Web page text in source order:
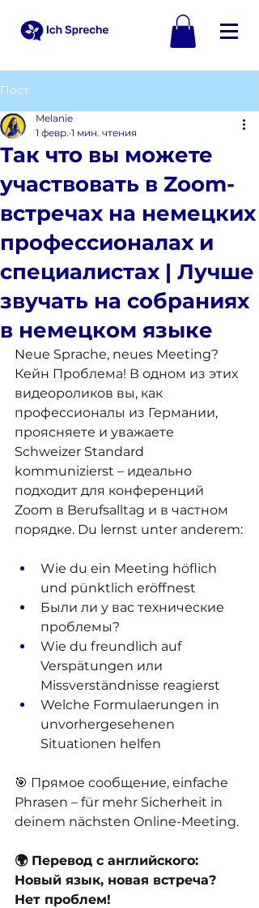
Пост
Так что вы можете
участвовать в Zoom-
встречах на немецких
профессионалах и
специалистах | Лучше
звучать на собраниях
в немецком языке
Melanie
1 февр. 1 мин. чтения
Neue Sprache, neues Meeting?
Кейн Проблема! В одном из этих
видеороликов вы, как
профессионалы из Германии,
проясняете и уважаете
Schweizer Standard
kommunizierst – идеально
подходит для конференций
Zoom в Berufsalltag и в частном
порядке. Du lernst unter anderem:
Wie du ein Meeting höflich
und pünktlich eröffnest
Были ли у вас технические
проблемы?
Wie du freundlich auf
Verspätungen или
Missverständnisse reagierst
Welche Formulaerungen in
unvorhergesehenen
Situationen helfen
🎯 Прямое сообщение, einfache
Phrasen – für mehr Sicherheit in
deinem nächsten Online-Meeting.
🌍 Перевод с английского:
Новый язык, новая встреча?
Нет проблем!